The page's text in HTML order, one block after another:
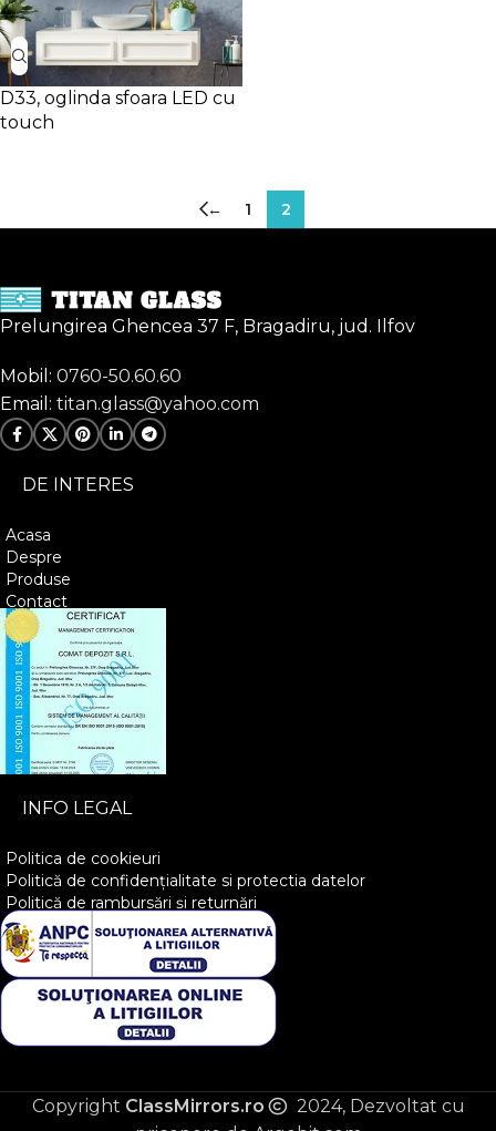
D33, oglinda sfoara LED cu
touch
← 1 2
Prelungirea Ghencea 37 F, Bragadiru, jud. Ilfov
Mobil: 0760-50.60.60
Email: titan.glass@yahoo.com
DE INTERES
Acasa
Despre
Produse
Contact
INFO LEGAL
Politica de cookieuri
Politică de confidențialitate si protectia datelor
Politică de rambursări și returnări
Copyright ClassMirrors.ro
2024, Dezvoltat cu